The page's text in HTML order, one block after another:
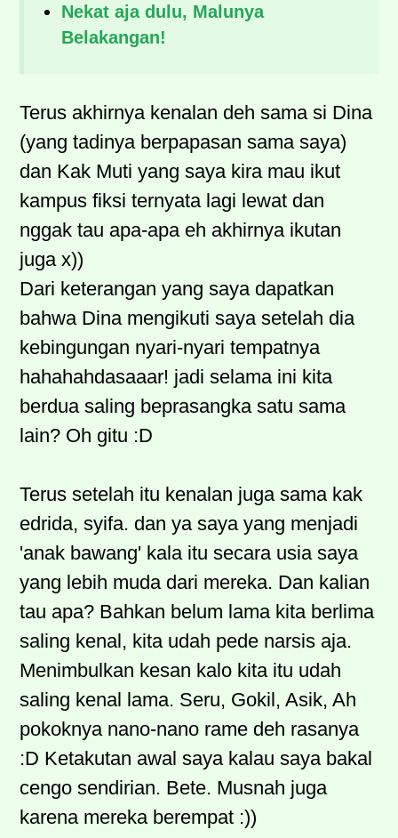
Nekat aja dulu, Malunya
Belakangan!
Terus akhirnya kenalan deh sama si Dina
(yang tadinya berpapasan sama saya)
dan Kak Muti yang saya kira mau ikut
kampus fiksi ternyata lagi lewat dan
nggak tau apa-apa eh akhirnya ikutan
juga x))
Dari keterangan yang saya dapatkan
bahwa Dina mengikuti saya setelah dia
kebingungan nyari-nyari tempatnya
hahahahdasaaar! jadi selama ini kita
berdua saling beprasangka satu sama
lain? Oh gitu :D
Terus setelah itu kenalan juga sama kak
edrida, syifa. dan ya saya yang menjadi
'anak bawang' kala itu secara usia saya
yang lebih muda dari mereka. Dan kalian
tau apa? Bahkan belum lama kita berlima
saling kenal, kita udah pede narsis aja.
Menimbulkan kesan kalo kita itu udah
saling kenal lama. Seru, Gokil, Asik, Ah
pokoknya nano-nano rame deh rasanya
:D Ketakutan awal saya kalau saya bakal
cengo sendirian. Bete. Musnah juga
karena mereka berempat :))